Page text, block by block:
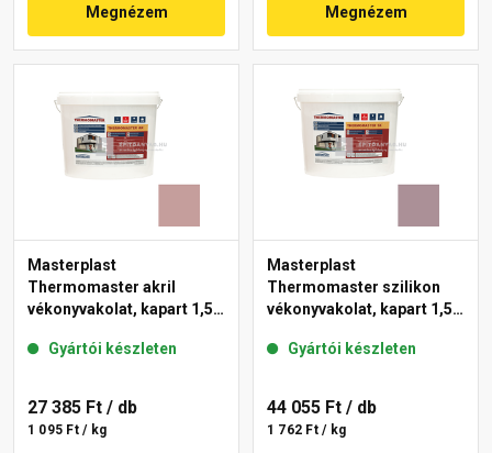
Megnézem Megnézem
Masterplast
Thermomaster akril
vékonyvakolat, kapart 1,5
Gyártói készleten
27 385 Ft / db
1 095 Ft / kg
Masterplast
Thermomaster szilikon
vékonyvakolat, kapart 1,5
Gyártói készleten
44 055 Ft / db
1 762 Ft / kg